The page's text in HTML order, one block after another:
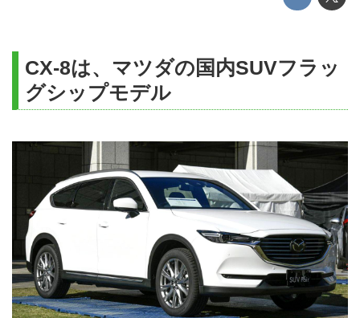
CX-8は、マツダの国内SUVフラッ
グシップモデル